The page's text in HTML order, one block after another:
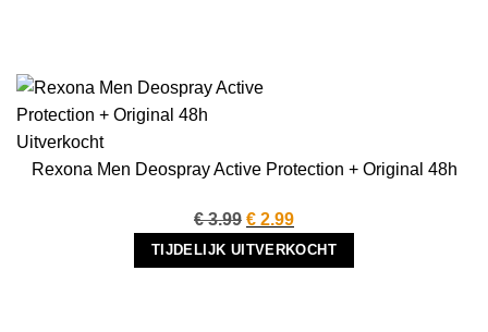
Uitverkocht
Rexona Men Deospray Active Protection + Original 48h
€3.99 Oorspronkelijke
prijs
was:
€ 2.99Huidige
prijs
is:
TIJDELIJK UITVERKOCHT